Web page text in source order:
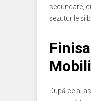
secundare,
șezuturile și
După ce ai